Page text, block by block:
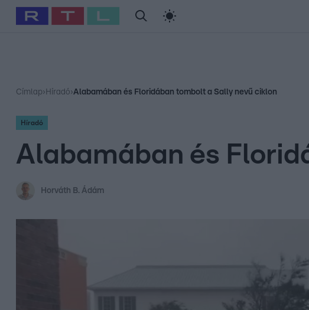
Babits Marcella Szellő István Most Wanted
Címlap› Híradó›Alabamában és Floridában tombolt a Sally nevű ciklon
Híradó
Alabamában és
Horváth B. Ádám